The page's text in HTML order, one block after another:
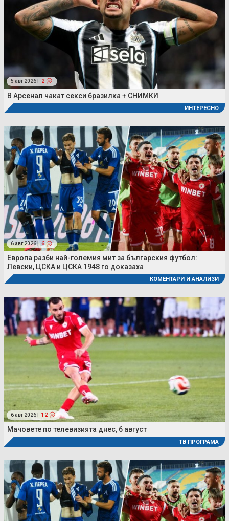
5 авг 2026 | 2
В Арсенал чакат секси бразилка + СНИМКИ
ИНТЕРЕСНО
6 авг 2026 | 6
Европа разби най-големия мит за българския футбол:
Левски, ЦСКА и ЦСКА 1948 го доказаха
КОМЕНТАРИ И АНАЛИЗИ
6 авг 2026 | 12
Мачовете по телевизията днес, 6 август
ТВ ПРОГРАМА